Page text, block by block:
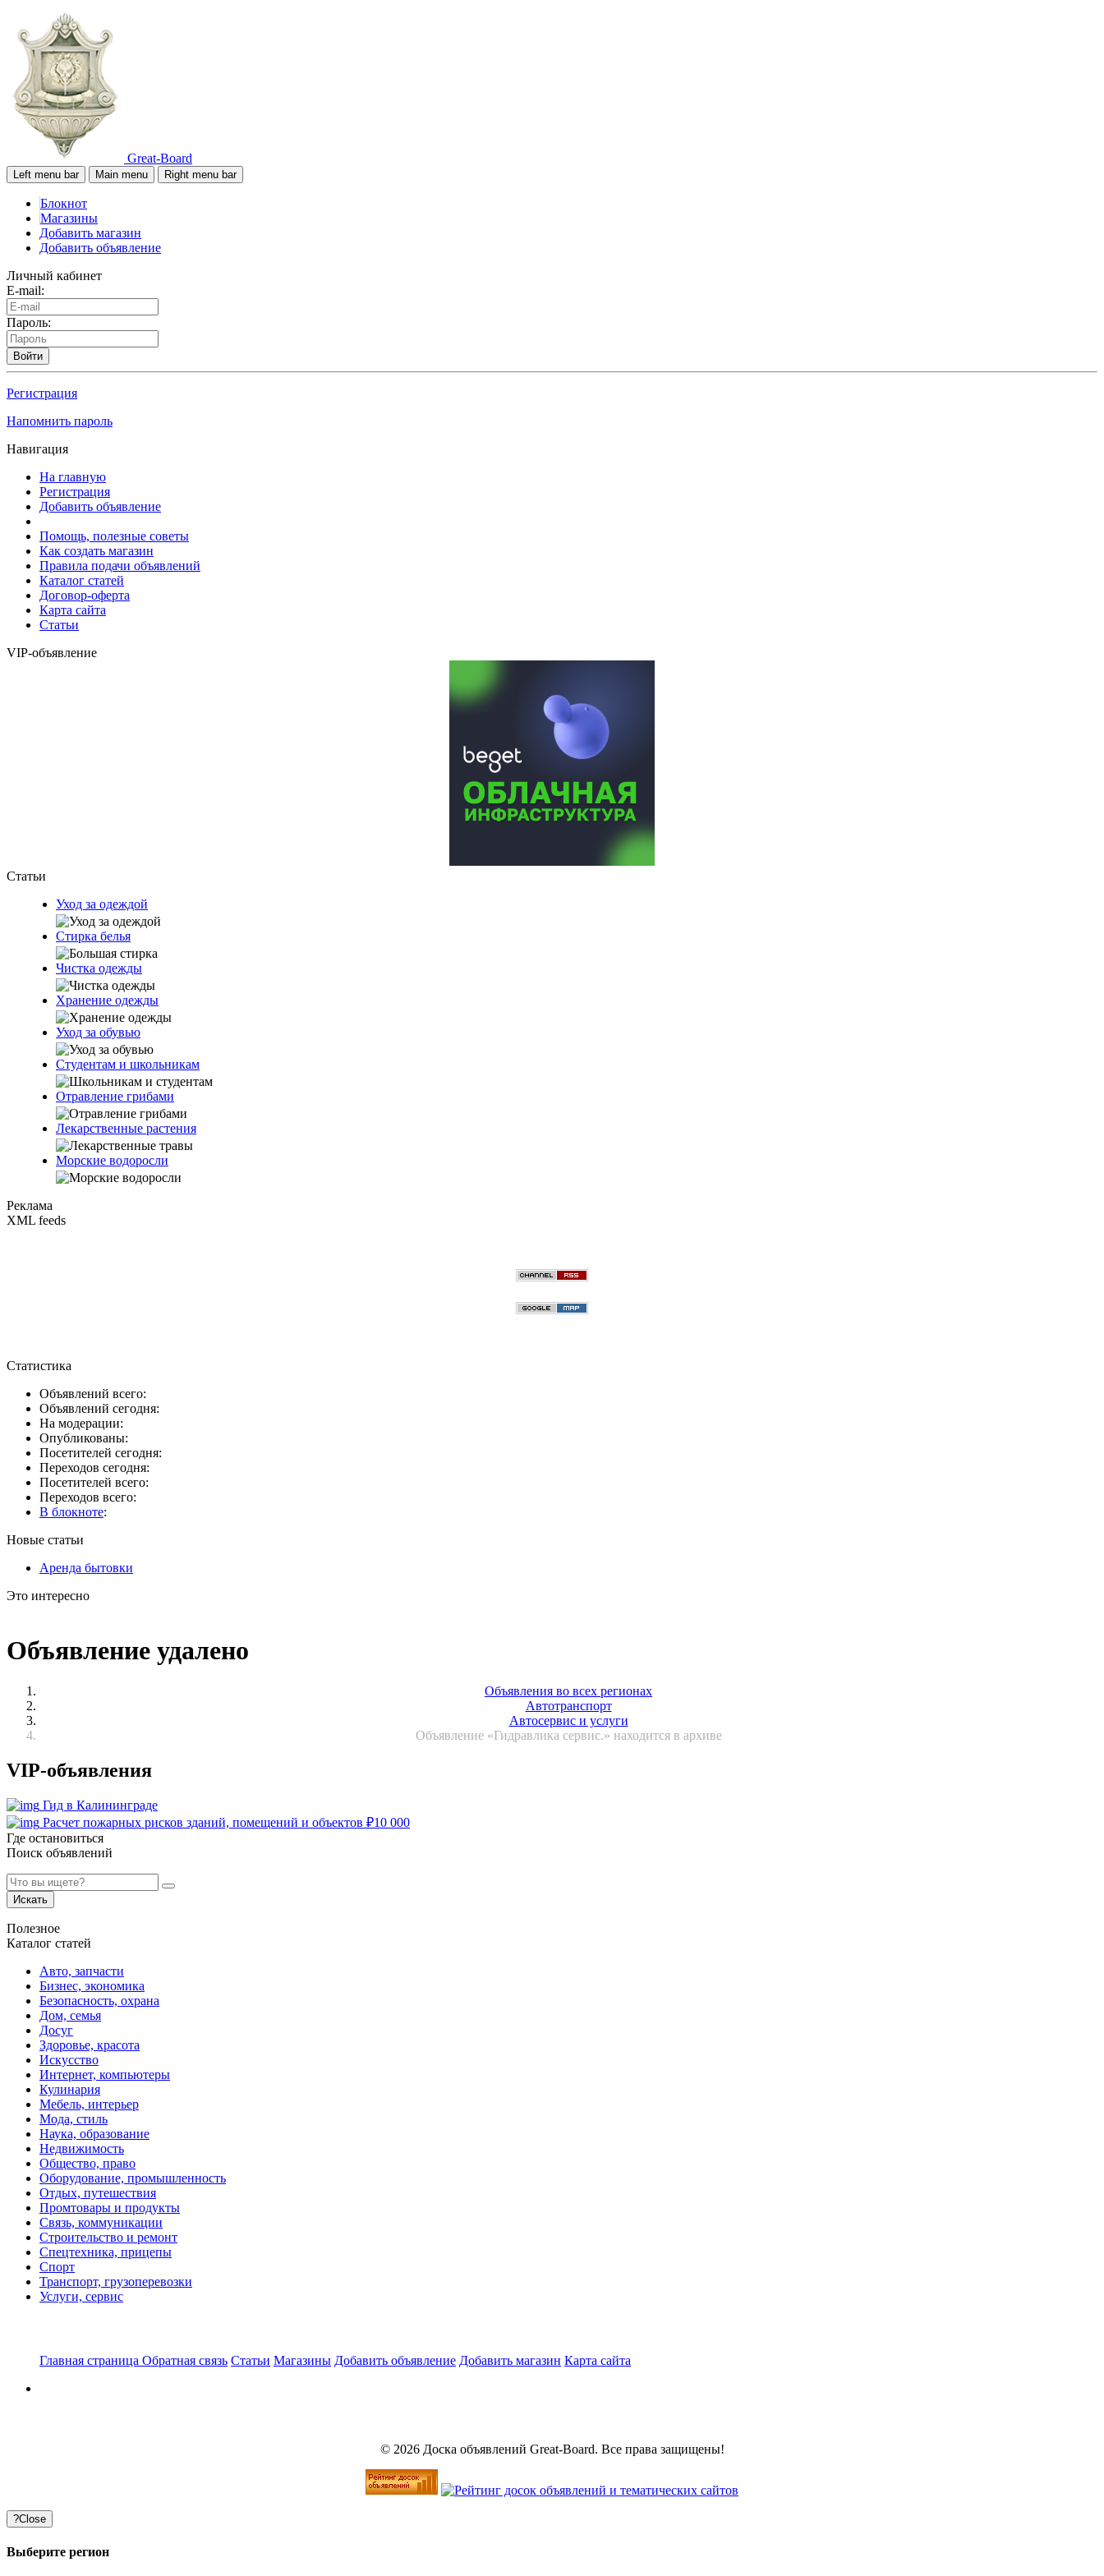
Great-Board
Left menu bar Main menu Right menu bar
Блокнот
Магазины
Добавить магазин
Добавить объявление
Личный кабинет
E-mail:
Пароль:
Войти
Регистрация
Напомнить пароль
Навигация
На главную
Регистрация
Добавить объявление
Помощь, полезные советы
Как создать магазин
Правила подачи объявлений
Каталог статей
Договор-оферта
Карта сайта
Статьи
VIP-объявление
Статьи
Уход за одеждой
Стирка белья
Чистка одежды
Хранение одежды
Уход за обувью
Студентам и школьникам
Отравление грибами
Лекарственные растения
Морские водоросли
Реклама
XML feeds
Статистика
Объявлений всего:
Объявлений сегодня:
На модерации:
Опубликованы:
Посетителей сегодня:
Переходов сегодня:
Посетителей всего:
Переходов всего:
В блокноте:
Новые статьи
Аренда бытовки
Это интересно
Объявление удалено
Объявления во всех регионах
Автотранспорт
Автосервис и услуги
Объявление «Гидравлика сервис.» находится в архиве
VIP-объявления
Гид в Калининграде
Расчет пожарных рисков зданий, помещений и объектов ₽10 000
Где остановиться
Поиск объявлений
Искать
Полезное
Каталог статей
Авто, запчасти
Бизнес, экономика
Безопасность, охрана
Дом, семья
Досуг
Здоровье, красота
Искусство
Интернет, компьютеры
Кулинария
Мебель, интерьер
Мода, стиль
Наука, образование
Недвижимость
Общество, право
Оборудование, промышленность
Отдых, путешествия
Промтовары и продукты
Связь, коммуникации
Строительство и ремонт
Спецтехника, прицепы
Спорт
Транспорт, грузоперевозки
Услуги, сервис
Главная страница Обратная связь Статьи Магазины Добавить объявление Добавить магазин Карта сайта
© 2026 Доска объявлений Great-Board. Все права защищены!
?Close
Выберите регион